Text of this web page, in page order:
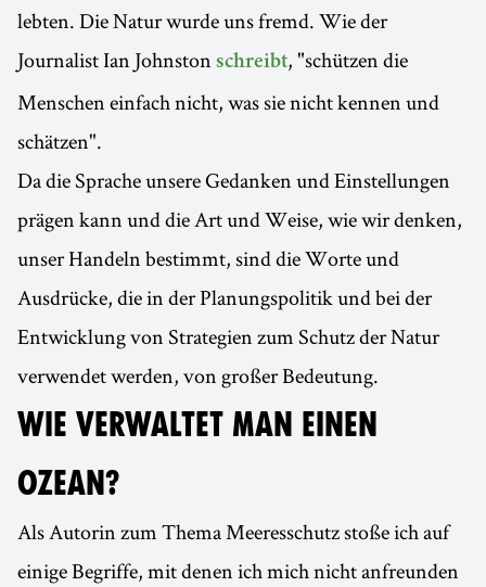
lebten. Die Natur wurde uns fremd. Wie der
Journalist Ian Johnston schreibt, "schützen die
Menschen einfach nicht, was sie nicht kennen und
schätzen".
Da die Sprache unsere Gedanken und Einstellungen
prägen kann und die Art und Weise, wie wir denken,
unser Handeln bestimmt, sind die Worte und
Ausdrücke, die in der Planungspolitik und bei der
Entwicklung von Strategien zum Schutz der Natur
verwendet werden, von großer Bedeutung.
WIE VERWALTET MAN EINEN
OZEAN?
Als Autorin zum Thema Meeresschutz stoße ich auf
einige Begriffe, mit denen ich mich nicht anfreunden